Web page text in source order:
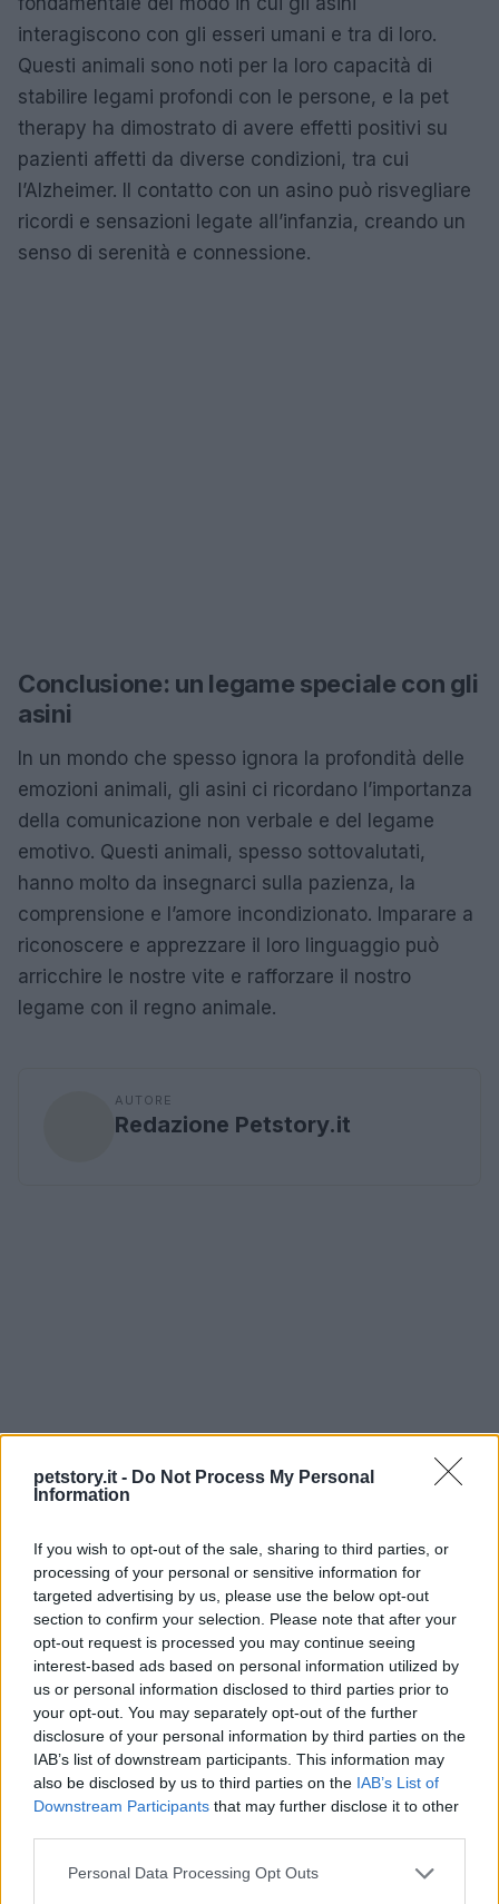
petstory.it - Do Not Process My Personal
Information
If you wish to opt-out of the sale, sharing to third parties, or
processing of your personal or sensitive information for
targeted advertising by us, please use the below opt-out
section to confirm your selection. Please note that after your
opt-out request is processed you may continue seeing
interest-based ads based on personal information utilized by
us or personal information disclosed to third parties prior to
your opt-out. You may separately opt-out of the further
disclosure of your personal information by third parties on the
IAB’s list of downstream participants. This information may
also be disclosed by us to third parties on the IAB’s List of
Downstream Participants that may further disclose it to other
Please note that this website/app uses one or more Google
Personal Data Processing Opt Outs
interagiscono con gli esseri umani e tra di loro.
Questi animali sono noti per la loro capacità di
stabilire legami profondi con le persone, e la pet
therapy ha dimostrato di avere effetti positivi su
pazienti affetti da diverse condizioni, tra cui
l’Alzheimer. Il contatto con un asino può risvegliare
ricordi e sensazioni legate all’infanzia, creando un
senso di serenità e connessione.
Conclusione: un legame speciale con gli
asini
In un mondo che spesso ignora la profondità delle
emozioni animali, gli asini ci ricordano l’importanza
della comunicazione non verbale e del legame
emotivo. Questi animali, spesso sottovalutati,
hanno molto da insegnarci sulla pazienza, la
comprensione e l’amore incondizionato. Imparare a
riconoscere e apprezzare il loro linguaggio può
arricchire le nostre vite e rafforzare il nostro
legame con il regno animale.
AUTORE
Redazione Petstory.it
Continua a leggere
CURIOSITÀ